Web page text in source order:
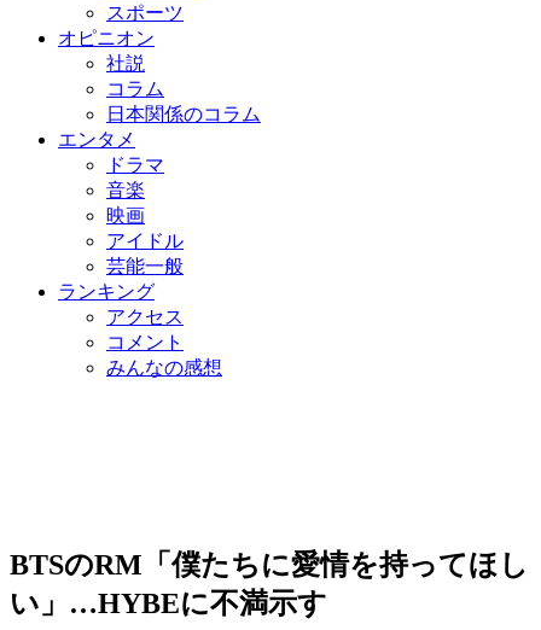
スポーツ
オピニオン
社説
コラム
日本関係のコラム
エンタメ
ドラマ
音楽
映画
アイドル
芸能一般
ランキング
アクセス
コメント
みんなの感想
BTSのRM「僕たちに愛情を持ってほし
い」…HYBEに不満示す